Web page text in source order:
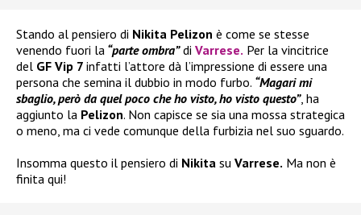
Stando al pensiero di Nikita Pelizon è come se stesse
venendo fuori la “parte ombra”di Varrese. Per la vincitrice
del GF Vip 7 infatti l’attore dà l’impressione di essere una
persona che semina il dubbio in modo furbo. “Magari mi
sbaglio, però da quel poco che ho visto, ho visto questo”, ha
aggiunto la Pelizon. Non capisce se sia una mossa strategica
o meno, ma ci vede comunque della furbizia nel suo sguardo.
Insomma questo il pensiero di Nikita su Varrese. Ma non è
finita qui!